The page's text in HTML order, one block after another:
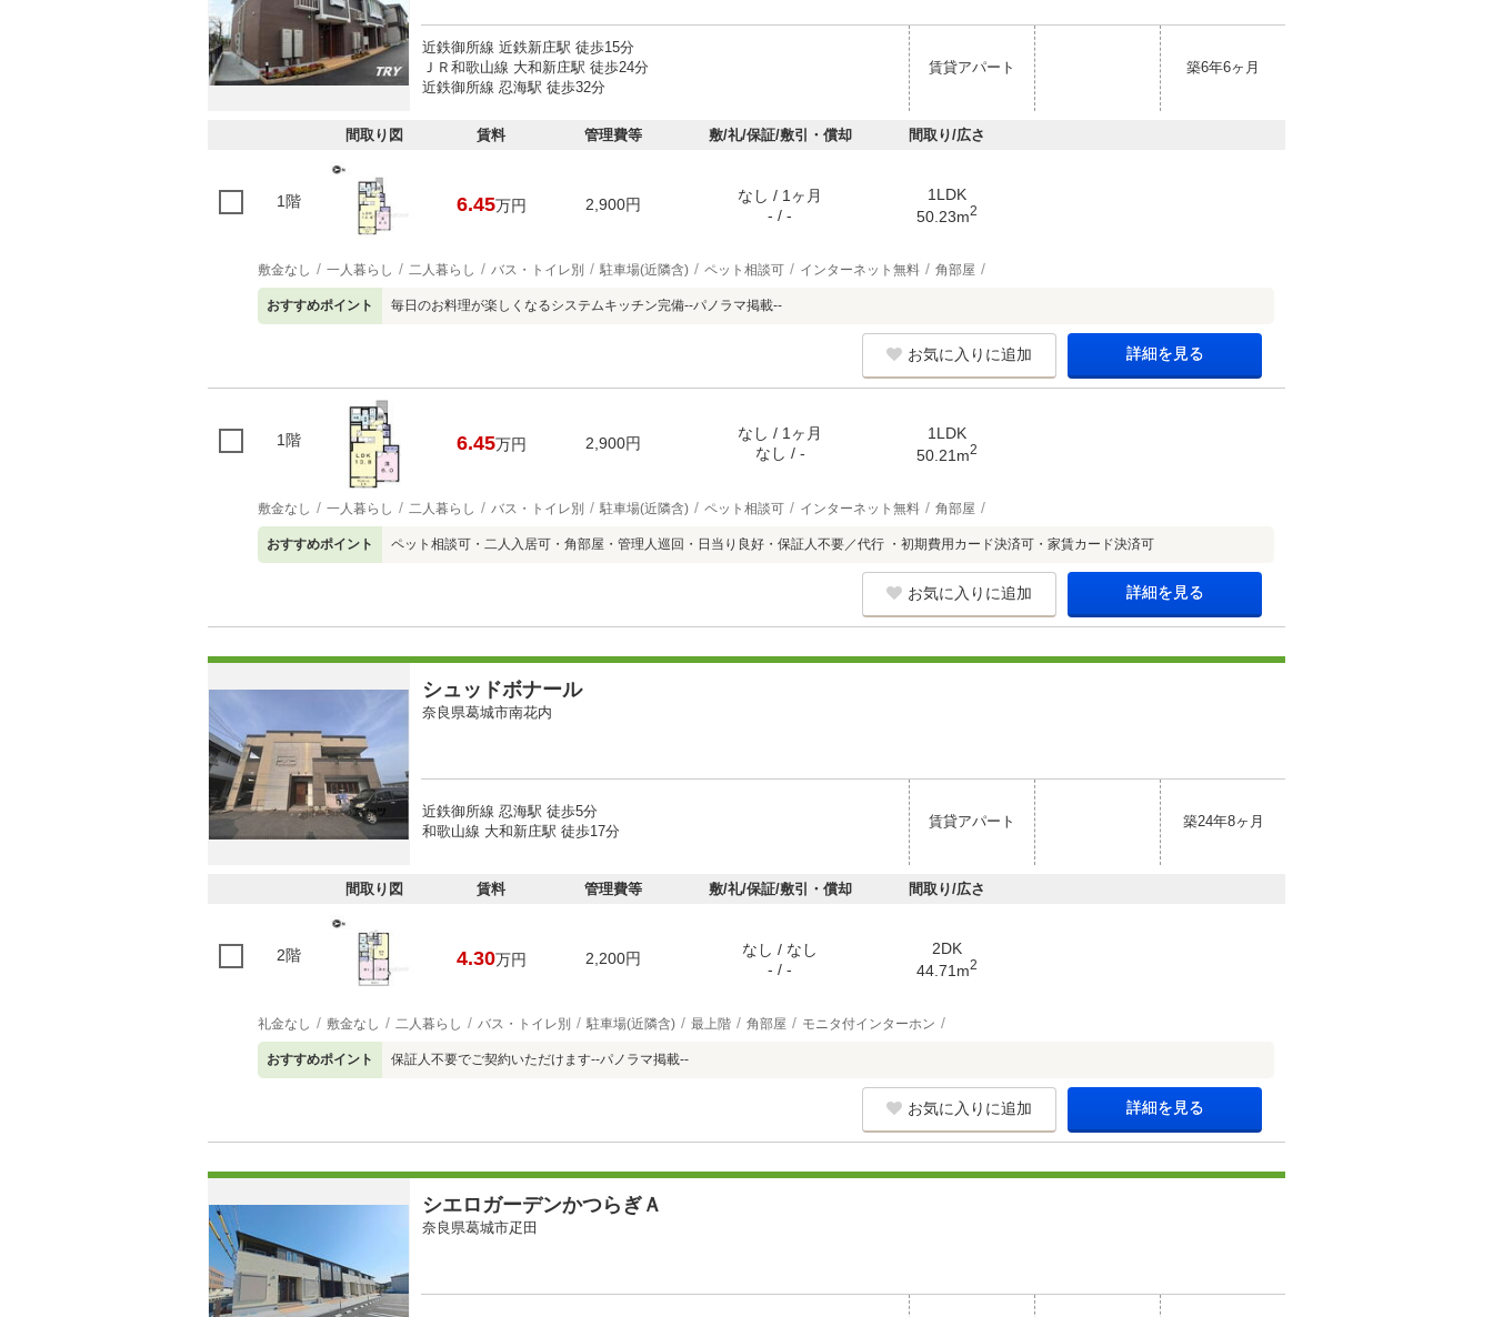
近鉄御所線 近鉄新庄駅 徒歩15分
ＪＲ和歌山線 大和新庄駅 徒歩24分
近鉄御所線 忍海駅 徒歩32分
賃貸アパート 築6年6ヶ月
間取り図 賃料 管理費等 敷/礼/保証/敷引・償却 間取り/広さ
1階 6.45万円 2,900円
なし / 1ヶ月
- / -
1LDK
50.23m2
敷金なし 一人暮らし 二人暮らし バス・トイレ別 駐車場(近隣含) ペット相談可 インターネット無料 角部屋
おすすめポイント 毎日のお料理が楽しくなるシステムキッチン完備--パノラマ掲載--
お気に入りに追加 詳細を見る
1階 6.45万円 2,900円
なし / 1ヶ月
なし / -
1LDK
50.21m2
敷金なし 一人暮らし 二人暮らし バス・トイレ別 駐車場(近隣含) ペット相談可 インターネット無料 角部屋
おすすめポイント ペット相談可・二人入居可・角部屋・管理人巡回・日当り良好・保証人不要／代行 ・初期費用カード決済可・家賃カード決済可
お気に入りに追加 詳細を見る
シュッドボナール
奈良県葛城市南花内
近鉄御所線 忍海駅 徒歩5分
和歌山線 大和新庄駅 徒歩17分
賃貸アパート 築24年8ヶ月
間取り図 賃料 管理費等 敷/礼/保証/敷引・償却 間取り/広さ
2階 4.30万円 2,200円
なし / なし
- / -
2DK
44.71m2
礼金なし 敷金なし 二人暮らし バス・トイレ別 駐車場(近隣含) 最上階 角部屋 モニタ付インターホン
おすすめポイント 保証人不要でご契約いただけます--パノラマ掲載--
お気に入りに追加 詳細を見る
シエロガーデンかつらぎＡ
奈良県葛城市疋田